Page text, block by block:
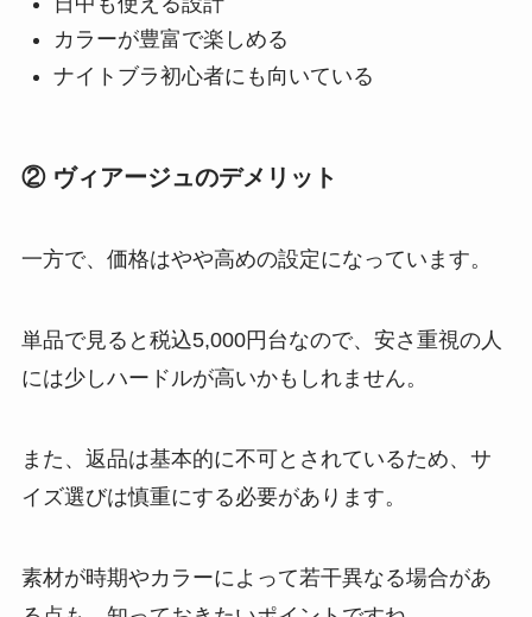
カラーが豊富で楽しめる
ナイトブラ初心者にも向いている
② ヴィアージュのデメリット
一方で、価格はやや高めの設定になっています。
単品で見ると税込5,000円台なので、安さ重視の人
には少しハードルが高いかもしれません。
また、返品は基本的に不可とされているため、サ
イズ選びは慎重にする必要があります。
素材が時期やカラーによって若干異なる場合があ